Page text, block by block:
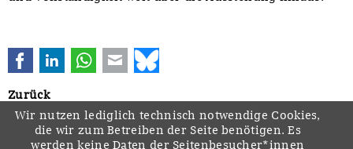
FacebookLinkedInWhatsApp
E-mail
Zurück
Wir nutzen lediglich technisch notwendige Cookies,
die wir zum Betreiben der Seite benötigen. Es
werden keine Daten der Seitenbesucher*innen